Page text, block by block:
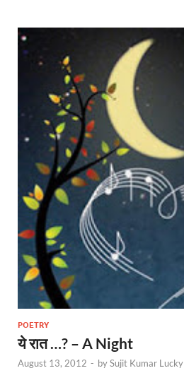
POETRY
ये रात …? – A Night
August 13, 2012 - bySujit Kumar Lucky